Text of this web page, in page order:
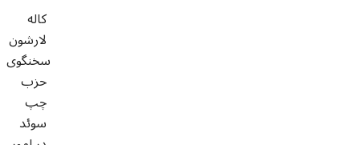
کاله
لارشون
سخنگوی
حزب
چپ
سوئد